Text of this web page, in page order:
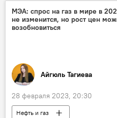
Республиканский центр
землетрясение
МЭА: спрос на газ в мире в
не изменится, но рост цен
возобновиться
Айгюль Тагиева
28 февраля 2023, 20:30
Нефть и газ